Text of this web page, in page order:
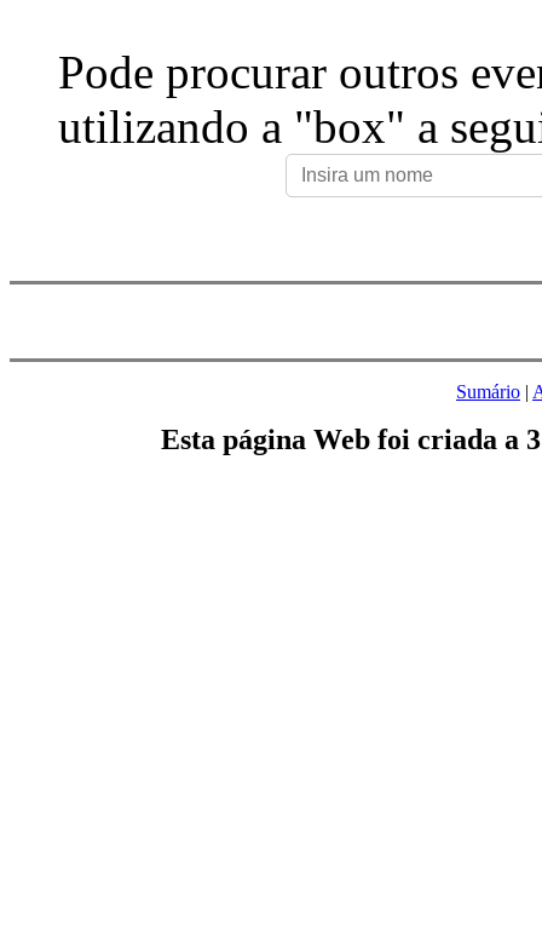
Pode procurar outros
utilizando a "box" a
Sumário |
Esta página Web foi criada a